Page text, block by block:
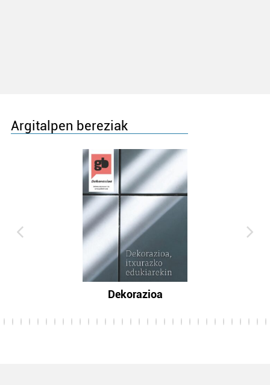
Argitalpen bereziak
Dekorazioa